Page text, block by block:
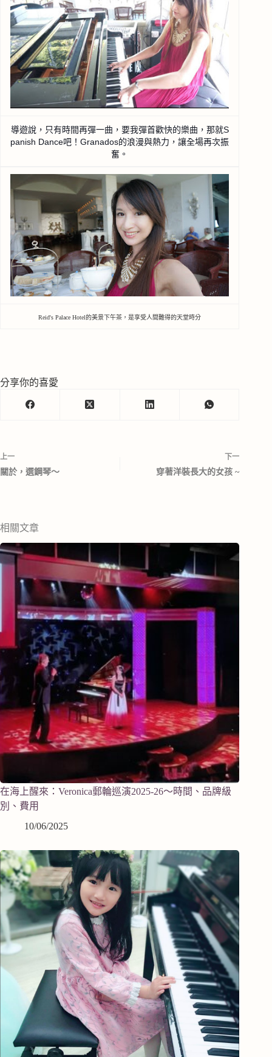
導遊說，只有時間再彈一曲，要我彈首歡快的樂曲，那就S
panish Dance吧！Granados的浪漫與熱力，讓全場再次振
奮。
Reid's Palace Hotel的美景下午茶，是享受人間難得的天堂時分
分享你的喜愛
上一
關於，選鋼琴～
下一
穿著洋裝長大的女孩 ~
相關文章
在海上醒來：Veronica郵輪巡演2025-26～時間、品牌級
別、費用
10/06/2025